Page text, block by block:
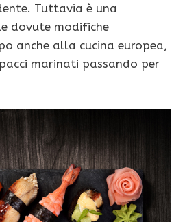
Tuttavia è una
dovute modifiche
anche alla cucina europea,
marinati passando per